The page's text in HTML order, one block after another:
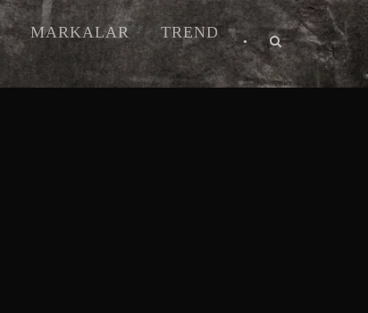
MARKALAR TREND
•